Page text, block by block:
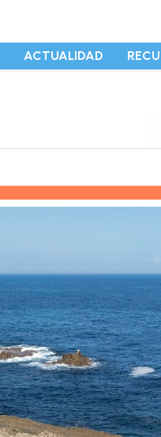
ACTUALIDAD